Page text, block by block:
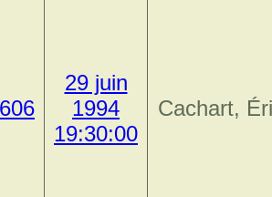
29 juin
1994
19:30:00
Cachart,